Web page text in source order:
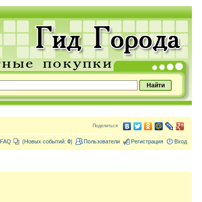
Поделиться
FAQ (Новых событий: 0) Пользователи Регистрация Вход